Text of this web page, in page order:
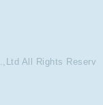
在網站上的行為
的特定使用指
詢其他使用者的
All Rights Reserv